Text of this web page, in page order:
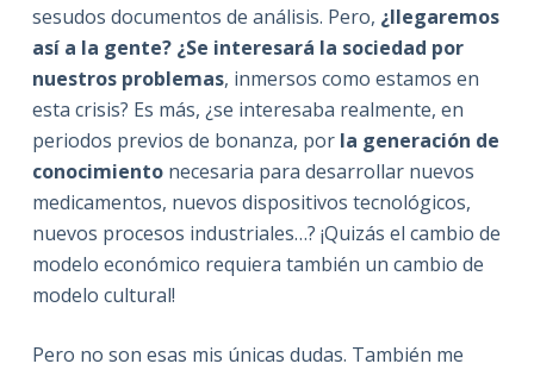
sesudos documentos de análisis. Pero, ¿llegaremos
así a la gente? ¿Se interesará la sociedad por
nuestros problemas, inmersos como estamos en
esta crisis? Es más, ¿se interesaba realmente, en
periodos previos de bonanza, por la generación de
conocimientonecesaria para desarrollar nuevos
medicamentos, nuevos dispositivos tecnológicos,
nuevos procesos industriales…? ¡Quizás el cambio de
modelo económico requiera también un cambio de
modelo cultural!
Pero no son esas mis únicas dudas. También me